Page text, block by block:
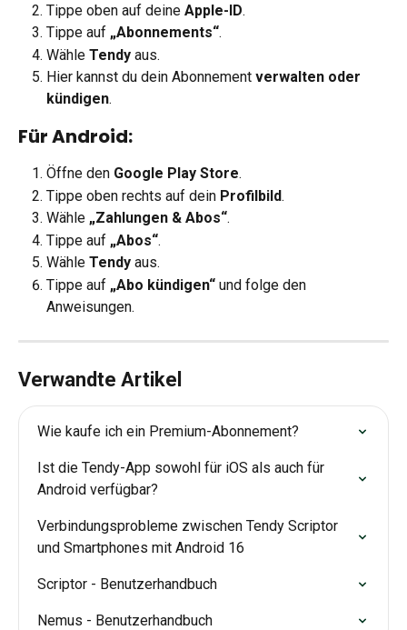
Tippe oben auf deine Apple-ID.
Tippe auf „Abonnements“.
Wähle Tendy aus.
Hier kannst du dein Abonnement verwalten oder
kündigen.
Für Android:
Öffne den Google Play Store.
Tippe oben rechts auf dein Profilbild.
Wähle „Zahlungen & Abos“.
Tippe auf „Abos“.
Wähle Tendy aus.
Tippe auf „Abo kündigen“ und folge den
Anweisungen.
Verwandte Artikel
Wie kaufe ich ein Premium-Abonnement?
Ist die Tendy-App sowohl für iOS als auch für
Android verfügbar?
Verbindungsprobleme zwischen Tendy Scriptor
und Smartphones mit Android 16
Scriptor - Benutzerhandbuch
Nemus - Benutzerhandbuch